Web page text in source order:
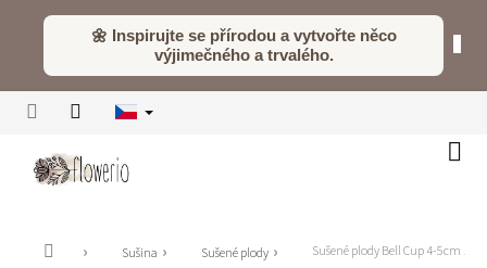
🌼 Inspirujte se přírodou a vytvořte něco
výjimečného a trvalého.
Domů Sušina Sušené plody Sušené plody Bell Cup 4-5cm